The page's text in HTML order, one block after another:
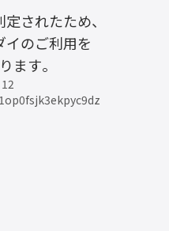
されたため、
イのご利用を
ます。